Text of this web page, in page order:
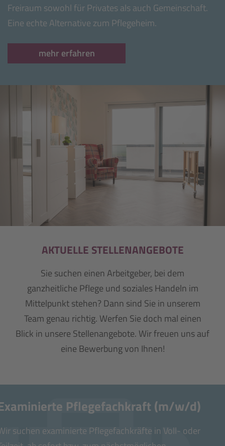
Freiraum sowohl für Privates als auch Gemeinschaft.
Eine echte Alternative zum Pflegeheim.
mehr erfahren
AKTUELLE STELLENANGEBOTE
Sie suchen einen Arbeitgeber, bei dem
ganzheitliche Pflege und soziales Handeln im
Mittelpunkt stehen? Dann sind Sie in unserem
Team genau richtig. Werfen Sie doch mal einen
Blick in unsere Stellenangebote. Wir freuen uns auf
eine Bewerbung von Ihnen!
Pflegefachkraft (m/w/d)
suchen examinierte Pflegefachkräfte in Voll- oder